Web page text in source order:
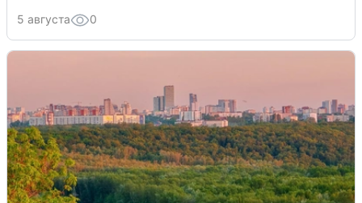
5 августа 0